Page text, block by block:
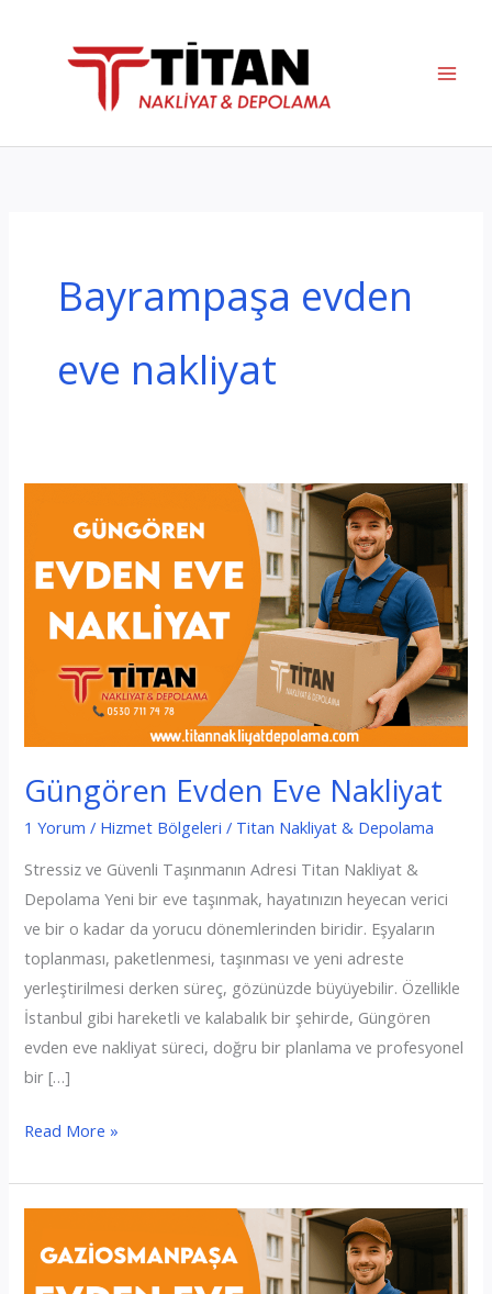
Bayrampaşa evden
eve nakliyat
Güngören Evden Eve Nakliyat
1 Yorum / Hizmet Bölgeleri / Titan Nakliyat & Depolama
Stressiz ve Güvenli Taşınmanın Adresi Titan Nakliyat &
Depolama Yeni bir eve taşınmak, hayatınızın heyecan verici
ve bir o kadar da yorucu dönemlerinden biridir. Eşyaların
toplanması, paketlenmesi, taşınması ve yeni adreste
yerleştirilmesi derken süreç, gözünüzde büyüyebilir. Özellikle
İstanbul gibi hareketli ve kalabalık bir şehirde, Güngören
evden eve nakliyat süreci, doğru bir planlama ve profesyonel
bir […]
Güngören
Eve
Read More »